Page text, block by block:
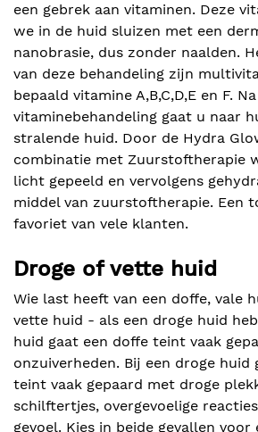
een gebrek aan vitaminen. Deze
we in de huid sluizen met een
nanobrasie, dus zonder naalden.
van deze behandeling zijn
bepaald vitamine A,B,C,D,E en F.
vitaminebehandeling gaat u naar
stralende huid. Door de Hydra
combinatie met Zuurstoftherapie
licht gepeeld en vervolgens
middel van zuurstoftherapie. Een
favoriet van vele klanten.
Droge of vette huid
Wie last heeft van een doffe, vale
vette huid - als een droge huid
huid gaat een doffe teint vaak
onzuiverheden. Bij een droge huid
teint vaak gepaard met droge
schilftertjes, overgevoelige
gevoel. Kies in beide gevallen voor